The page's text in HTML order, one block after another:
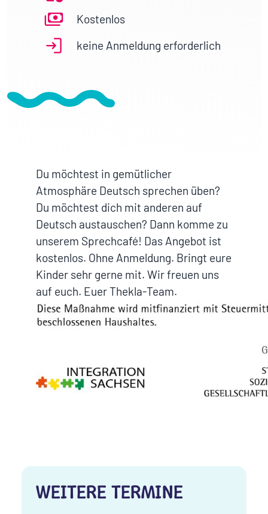
Kostenlos
keine Anmeldung erforderlich
Du möchtest in gemütlicher
Atmosphäre Deutsch sprechen üben?
Du möchtest dich mit anderen auf
Deutsch austauschen? Dann komme zu
unserem Sprechcafé! Das Angebot ist
kostenlos. Ohne Anmeldung. Bringt eure
Kinder sehr gerne mit. Wir freuen uns
auf euch. Euer Thekla-Team.
WEITERE TERMINE